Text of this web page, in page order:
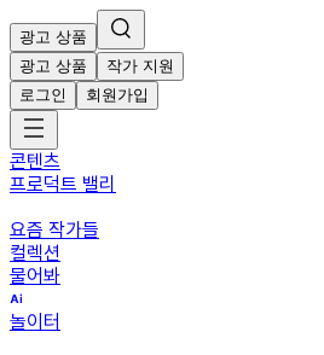
광고 상품
광고 상품
작가 지원
로그인
회원가입
콘텐츠
프로덕트 밸리
요즘 작가들
컬렉션
물어봐
놀이터